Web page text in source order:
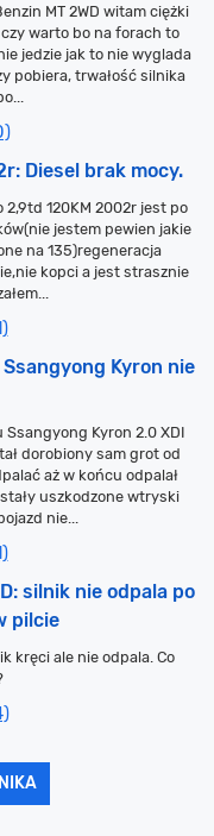
MT 2WD witam ciężki
warto bo na forach to
jedzie jak to nie wyglada
pobiera, trwałość silnika
Diesel brak mocy.
120KM 2002r jest po
jestem pewien jakie
na 135)regeneracja
kopci a jest strasznie
Kyron nie
Kyron 2.0 XDI
dorobiony sam grot od
aż w końcu odpalał
uszkodzone wtryski
nie...
silnik nie odpala po
pilcie
kręci ale nie odpala. Co